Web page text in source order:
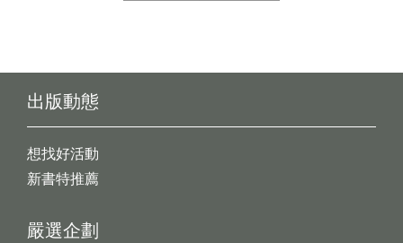
出版動態
想找好活動
新書特推薦
嚴選企劃